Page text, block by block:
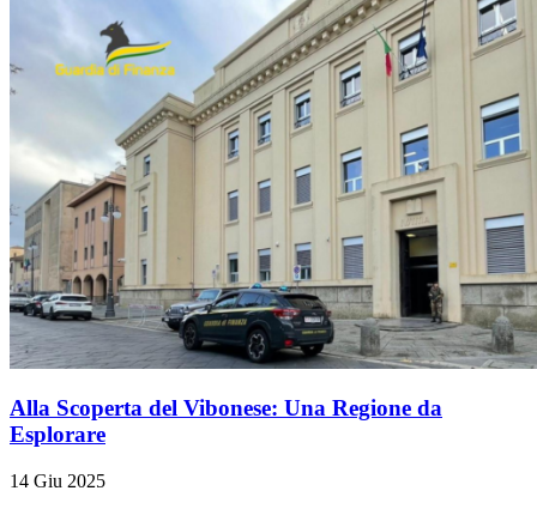
Alla Scoperta del Vibonese: Una Regione da
Esplorare
14 Giu 2025